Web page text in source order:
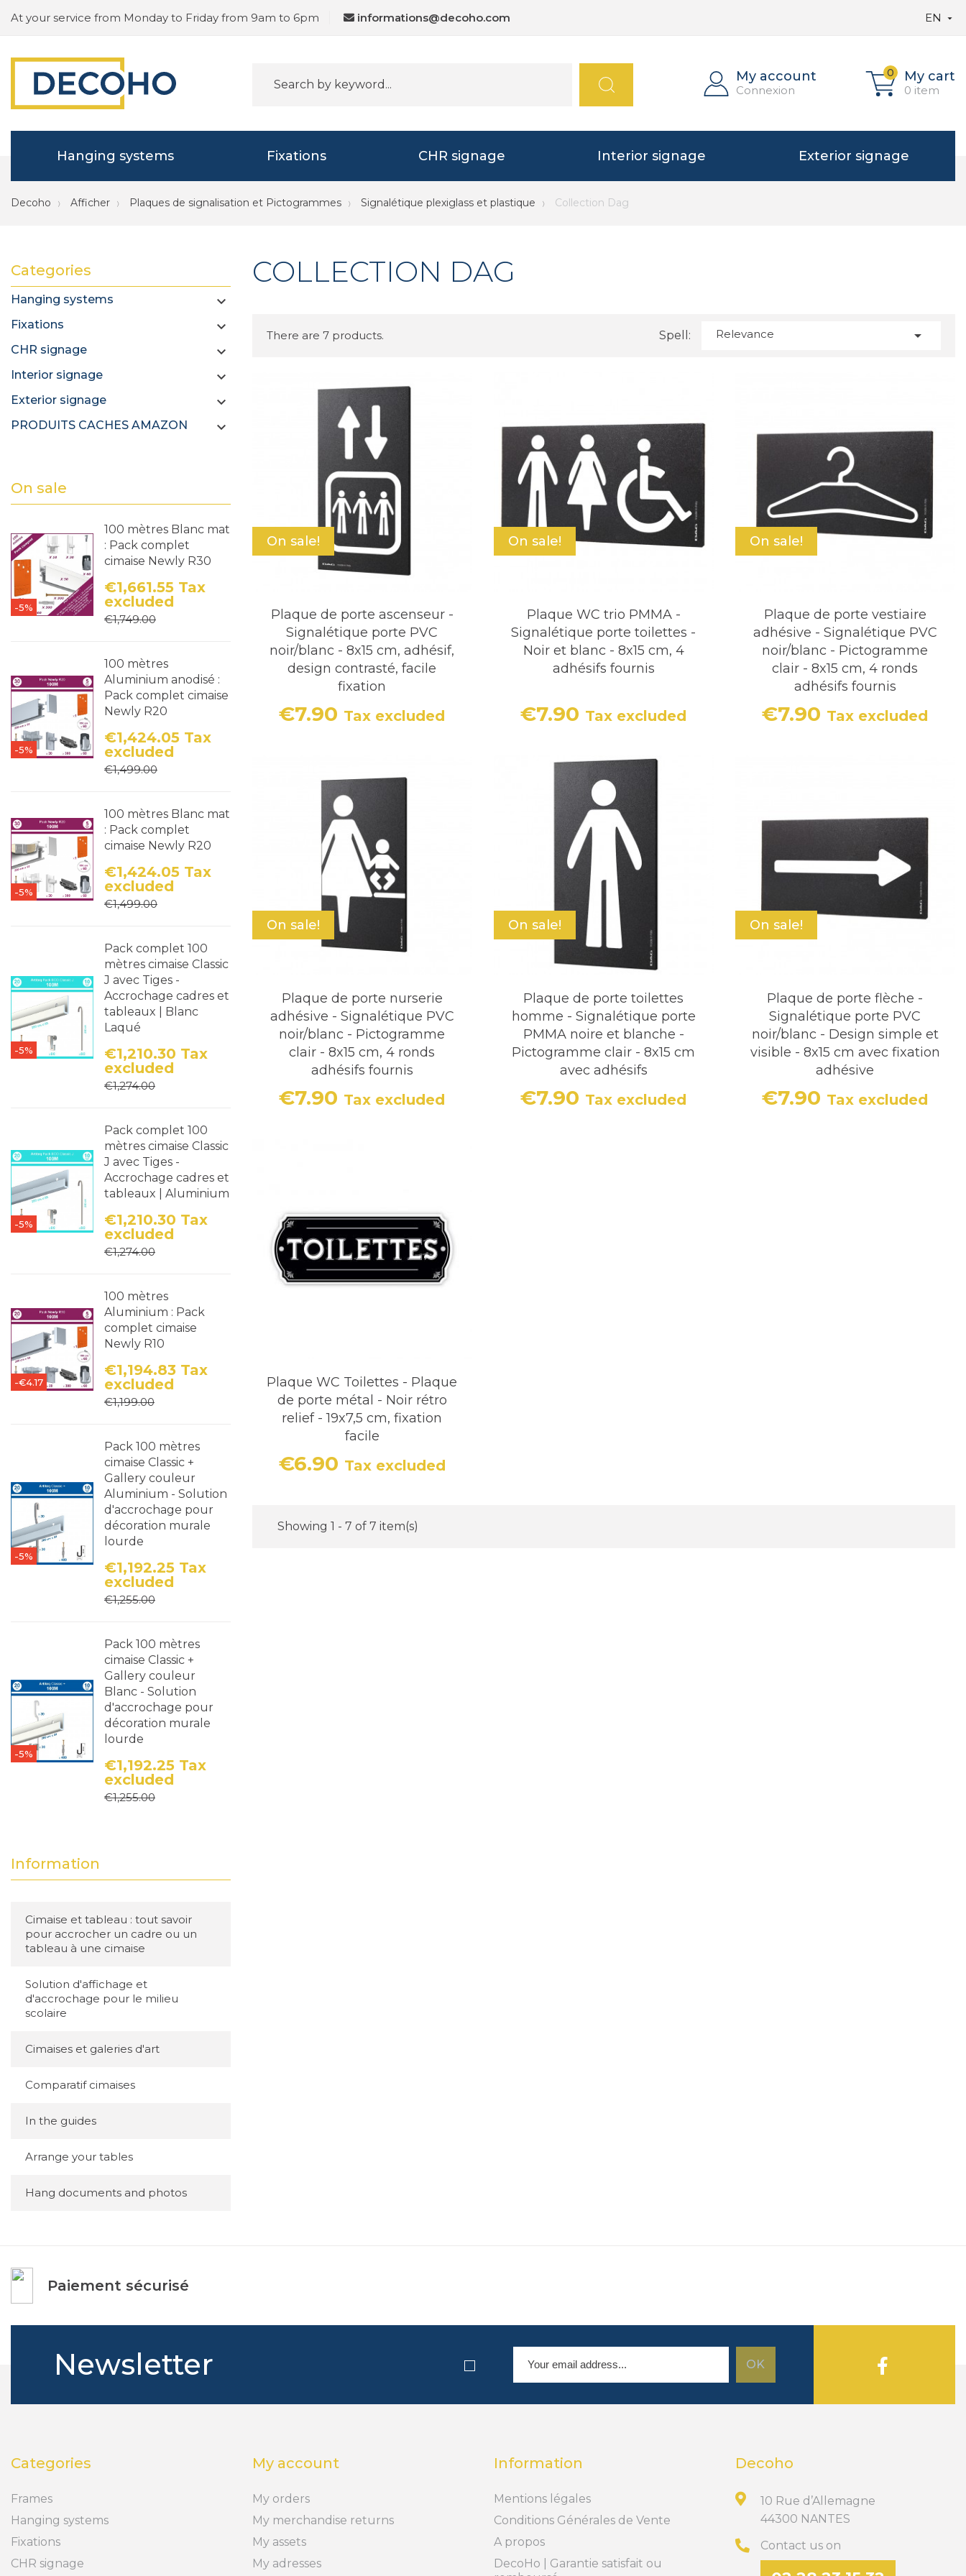
At your service from Monday to Friday from 9am to 6pm informations@decoho.com EN 
My account
Connexion
0 My cart
0 item
Hanging systems Fixations CHR signage Interior signage Exterior signage
Decoho Afficher Plaques de signalisation et Pictogrammes Signalétique plexiglass et plastique Collection Dag
Categories
Hanging systems 
Fixations 
CHR signage 
Interior signage 
Exterior signage 
PRODUITS CACHES AMAZON 
On sale
-5%
100 mètres Blanc mat
: Pack complet
cimaise Newly R30
Price
€1,661.55 Tax
excluded
Regular price
€1,749.00
-5%
100 mètres
Aluminium anodisé :
Pack complet cimaise
Newly R20
Price
€1,424.05 Tax
excluded
Regular price
€1,499.00
-5%
100 mètres Blanc mat
: Pack complet
cimaise Newly R20
Price
€1,424.05 Tax
excluded
Regular price
€1,499.00
-5%
Pack complet 100
mètres cimaise Classic
J avec Tiges -
Accrochage cadres et
tableaux | Blanc
Laqué
Price
€1,210.30 Tax
excluded
Regular price
€1,274.00
-5%
Pack complet 100
mètres cimaise Classic
J avec Tiges -
Accrochage cadres et
tableaux | Aluminium
Price
€1,210.30 Tax
excluded
Regular price
€1,274.00
-€4.17
100 mètres
Aluminium : Pack
complet cimaise
Newly R10
Price
€1,194.83 Tax
excluded
Regular price
€1,199.00
-5%
Pack 100 mètres
cimaise Classic +
Gallery couleur
Aluminium - Solution
d'accrochage pour
décoration murale
lourde
Price
€1,192.25 Tax
excluded
Regular price
€1,255.00
-5%
Pack 100 mètres
cimaise Classic +
Gallery couleur
Blanc - Solution
d'accrochage pour
décoration murale
lourde
Price
€1,192.25 Tax
excluded
Regular price
€1,255.00
Information
Cimaise et tableau : tout savoir
pour accrocher un cadre ou un
tableau à une cimaise
Solution d'affichage et
d'accrochage pour le milieu
scolaire
Cimaises et galeries d'art
Comparatif cimaises
In the guides
Arrange your tables
Hang documents and photos
COLLECTION DAG
There are 7 products. Spell: Relevance 
On sale!
Plaque de porte ascenseur -
Signalétique porte PVC
noir/blanc - 8x15 cm, adhésif,
design contrasté, facile
fixation
Price
€7.90 Tax excluded
On sale!
Plaque WC trio PMMA -
Signalétique porte toilettes -
Noir et blanc - 8x15 cm, 4
adhésifs fournis
Price
€7.90 Tax excluded
On sale!
Plaque de porte vestiaire
adhésive - Signalétique PVC
noir/blanc - Pictogramme
clair - 8x15 cm, 4 ronds
adhésifs fournis
Price
€7.90 Tax excluded
On sale!
Plaque de porte nurserie
adhésive - Signalétique PVC
noir/blanc - Pictogramme
clair - 8x15 cm, 4 ronds
adhésifs fournis
Price
€7.90 Tax excluded
On sale!
Plaque de porte toilettes
homme - Signalétique porte
PMMA noire et blanche -
Pictogramme clair - 8x15 cm
avec adhésifs
Price
€7.90 Tax excluded
On sale!
Plaque de porte flèche -
Signalétique porte PVC
noir/blanc - Design simple et
visible - 8x15 cm avec fixation
adhésive
Price
€7.90 Tax excluded
Plaque WC Toilettes - Plaque
de porte métal - Noir rétro
relief - 19x7,5 cm, fixation
facile
Price
€6.90 Tax excluded
Showing 1 - 7 of 7 item(s)
Paiement sécurisé
Newsletter
Categories
Frames
Hanging systems
Fixations
CHR signage
My account
My orders
My merchandise returns
My assets
My adresses
Information
Mentions légales
Conditions Générales de Vente
A propos
DecoHo | Garantie satisfait ou
Decoho
10 Rue d’Allemagne
44300 NANTES
Contact us on